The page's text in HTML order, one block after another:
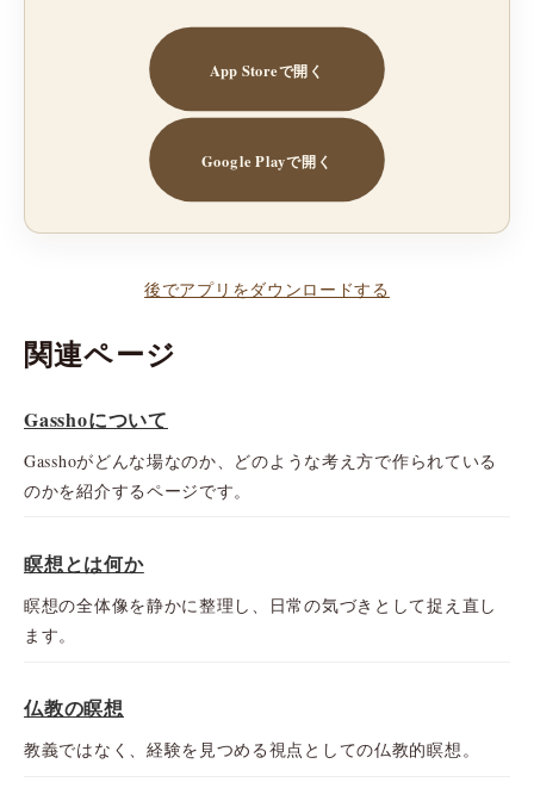
App Storeで開く
Google Playで開く
後でアプリをダウンロードする
関連ページ
Gasshoについて
Gasshoがどんな場なのか、どのような考え方で作られている
のかを紹介するページです。
瞑想とは何か
瞑想の全体像を静かに整理し、日常の気づきとして捉え直し
ます。
仏教の瞑想
教義ではなく、経験を見つめる視点としての仏教的瞑想。